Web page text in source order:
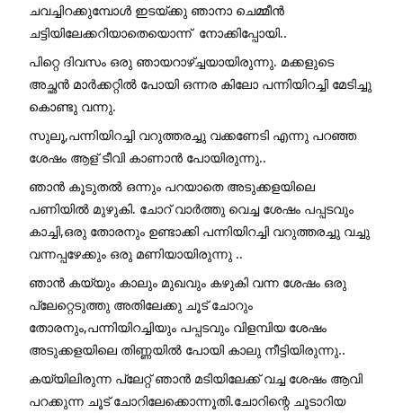
ചവച്ചിറക്കുമ്പോൾ ഇടയ്ക്കു ഞാനാ ചെമ്മീൻ
ചട്ടിയിലേക്കറിയാതെയൊന്ന്  നോക്കിപ്പോയി..
പിറ്റെ ദിവസം ഒരു ഞായറാഴ്ച്ചയായിരുന്നു. മക്കളുടെ
അച്ഛൻ മാർക്കറ്റിൽ പോയി ഒന്നര കിലോ പന്നിയിറച്ചി മേടിച്ചു
കൊണ്ടു വന്നു.
സുലൂ,പന്നിയിറച്ചി വറുത്തരച്ചു വക്കണേടി എന്നു പറഞ്ഞ
ശേഷം ആള് ടീവി കാണാൻ പോയിരുന്നു..
ഞാൻ കൂടുതൽ ഒന്നും പറയാതെ അടുക്കളയിലെ
പണിയിൽ മുഴുകി. ചോറ് വാർത്തു വെച്ച ശേഷം പപ്പടവും
കാച്ചി,ഒരു തോരനും ഉണ്ടാക്കി പന്നിയിറച്ചി വറുത്തരച്ചു വച്ചു
വന്നപ്പഴേക്കും ഒരു മണിയായിരുന്നു ..
ഞാൻ കയ്യും കാലും മുഖവും കഴുകി വന്ന ശേഷം ഒരു
പ്ലേറ്റെടുത്തു അതിലേക്കു ചൂട് ചോറും
തോരനും,പന്നിയിറച്ചിയും പപ്പടവും വിളമ്പിയ ശേഷം
അടുക്കളയിലെ തിണ്ണയിൽ പോയി കാലു നീട്ടിയിരുന്നു..
കയ്യിലിരുന്ന പ്ലേറ്റ് ഞാൻ മടിയിലേക്ക് വച്ച ശേഷം ആവി
പറക്കുന്ന ചൂട് ചോറിലേക്കൊന്നൂതി.ചോറിന്റെ ചൂടാറിയ